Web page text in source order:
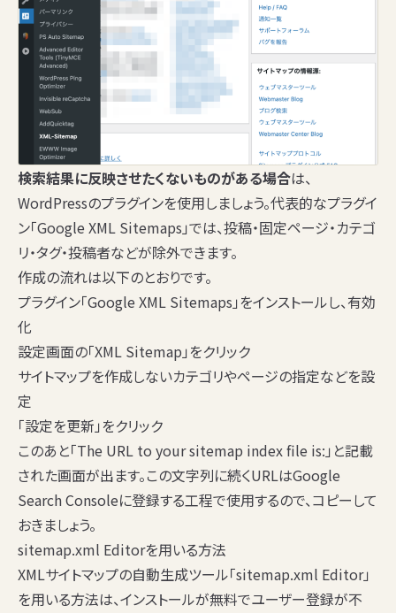
検索結果に反映させたくないものがある場合は、
WordPressのプラグインを使用しましょう。代表的なプラグイ
ン「Google XML Sitemaps」では、投稿・固定ページ・カテゴ
リ・タグ・投稿者などが除外できます。
作成の流れは以下のとおりです。
プラグイン「Google XML Sitemaps」をインストールし、有効
化
設定画面の「XML Sitemap」をクリック
サイトマップを作成しないカテゴリやページの指定などを設
定
「設定を更新」をクリック
このあと「The URL to your sitemap index file is:」と記載
された画面が出ます。この文字列に続くURLはGoogle
Search Consoleに登録する工程で使用するので、コピーして
おきましょう。
sitemap.xml Editorを用いる方法
XMLサイトマップの自動生成ツール「sitemap.xml Editor」
を用いる方法は、インストールが無料でユーザー登録が不